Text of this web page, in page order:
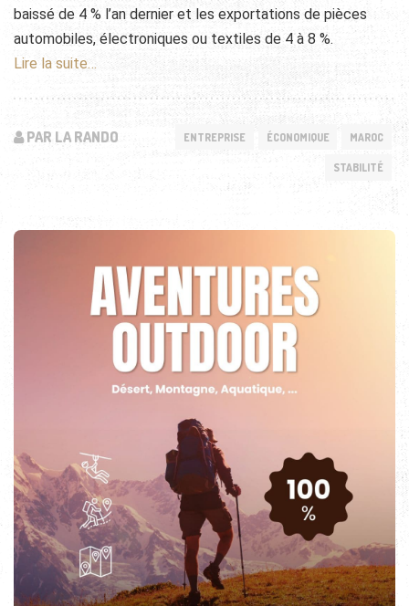
baissé de 4 % l’an dernier et les exportations de pièces
automobiles, électroniques ou textiles de 4 à 8 %.
Lire la suite…
PAR LA RANDO ENTREPRISE ÉCONOMIQUE MAROC
STABILITÉ